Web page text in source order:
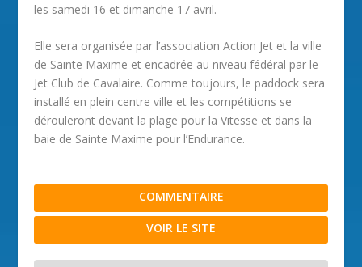
les samedi 16 et dimanche 17 avril.
Elle sera organisée par l’association Action Jet et la ville
de Sainte Maxime et encadrée au niveau fédéral par le
Jet Club de Cavalaire. Comme toujours, le paddock sera
installé en plein centre ville et les compétitions se
dérouleront devant la plage pour la Vitesse et dans la
baie de Sainte Maxime pour l’Endurance.
COMMENTAIRE
VOIR LE SITE